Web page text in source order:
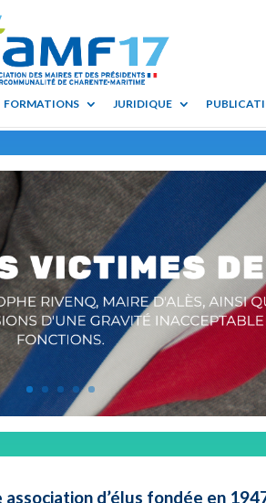
FORMATIONS JURIDIQUE
d’élus fondée en